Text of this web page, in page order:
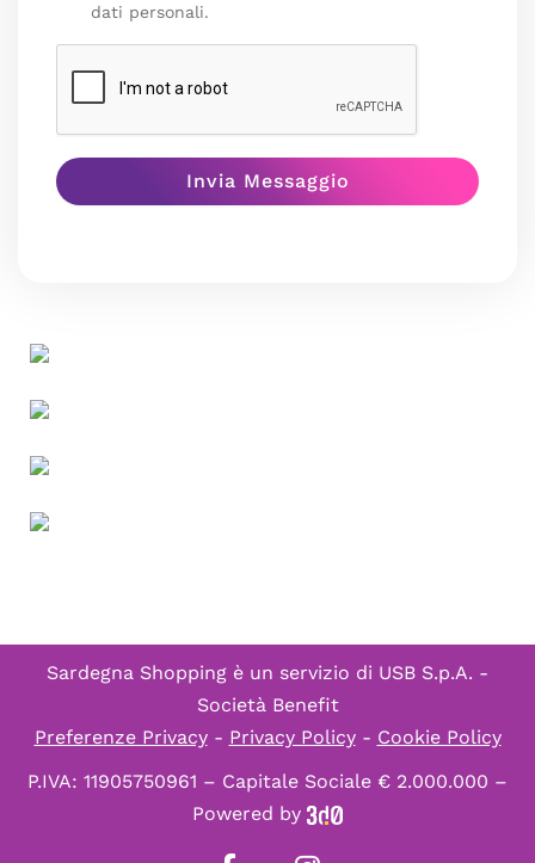
dati personali.
Sardegna Shopping è un servizio di USB S.p.A. -
Società Benefit
Preferenze Privacy- Privacy Policy- Cookie Policy
P.IVA: 11905750961 – Capitale Sociale € 2.000.000 –
Powered by